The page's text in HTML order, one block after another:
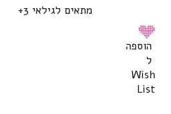
מתאים לגילאי 3+
הוספה
ל
Wish
List